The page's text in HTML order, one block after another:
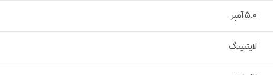
5.0 آمپر
لایتنینگ